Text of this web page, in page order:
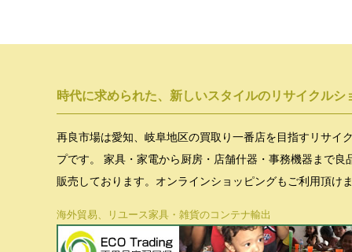
時代に求められた、新しいスタイルのリサイクルシ
再良市場は愛知、岐阜地区の買取り一番店を目指すリサイ
プです。 家具・家電から厨房・店舗什器・事務機器まで良
販売しております。オンラインショッピングもご利用頂けま
海外貿易、リユース家具・雑貨のコンテナ輸出